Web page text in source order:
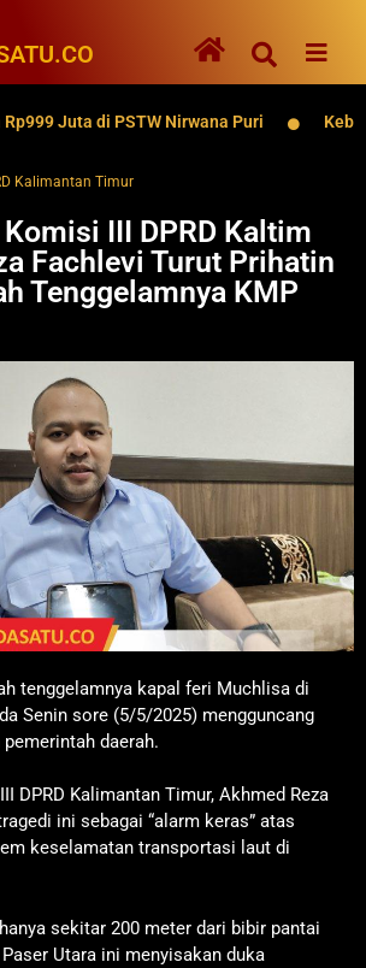
di PSTW Nirwana Puri Kebakaran
Kalimantan Timur
III DPRD Kaltim
Fachlevi Turut Prihatin
Tenggelamnya KMP
tenggelamnya kapal feri Muchlisa di
Senin sore (5/5/2025) mengguncang
daerah.
DPRD Kalimantan Timur, Akhmed Reza
ini sebagai “alarm keras” atas
keselamatan transportasi laut di
sekitar 200 meter dari bibir pantai
Utara ini menyisakan duka